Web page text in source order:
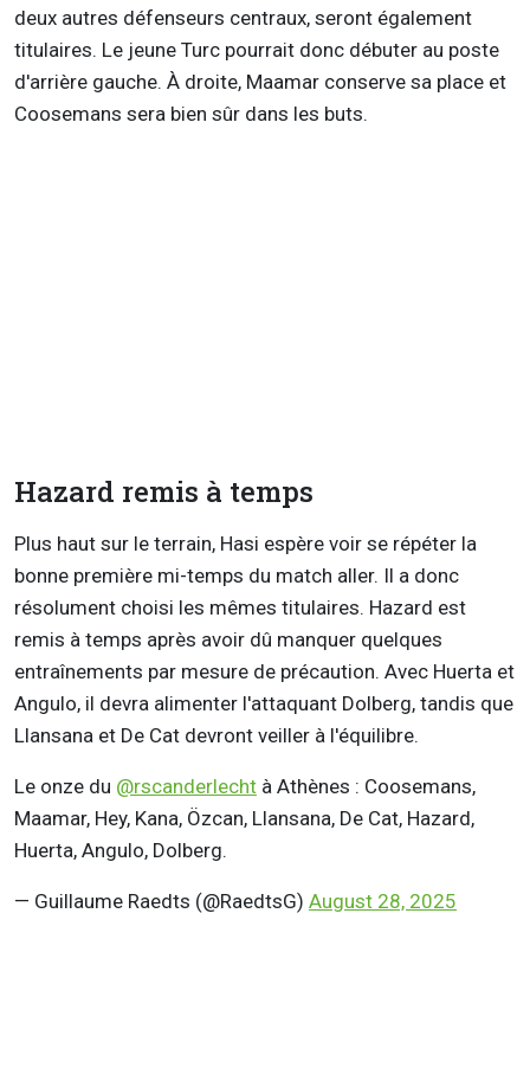
deux autres défenseurs centraux, seront également
titulaires. Le jeune Turc pourrait donc débuter au poste
d'arrière gauche. À droite, Maamar conserve sa place et
Coosemans sera bien sûr dans les buts.
Hazard remis à temps
Plus haut sur le terrain, Hasi espère voir se répéter la
bonne première mi-temps du match aller. Il a donc
résolument choisi les mêmes titulaires. Hazard est
remis à temps après avoir dû manquer quelques
entraînements par mesure de précaution. Avec Huerta et
Angulo, il devra alimenter l'attaquant Dolberg, tandis que
Llansana et De Cat devront veiller à l'équilibre.
Le onze du @rscanderlecht à Athènes : Coosemans,
Maamar, Hey, Kana, Özcan, Llansana, De Cat, Hazard,
Huerta, Angulo, Dolberg.
— Guillaume Raedts (@RaedtsG) August 28, 2025